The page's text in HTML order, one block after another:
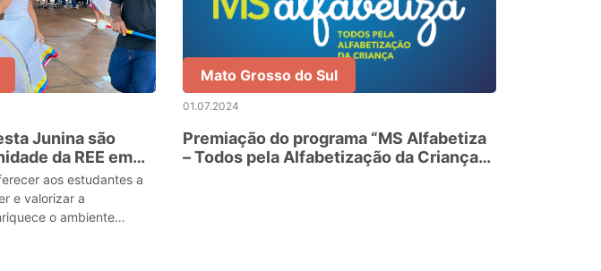
Junina são
da REE em
aos estudantes a
e valorizar a
o ambiente
Mato Grosso do Sul
01.07.2024
Premiação do programa “MS Alfabetiza
– Todos pela Alfabetização da Criança”